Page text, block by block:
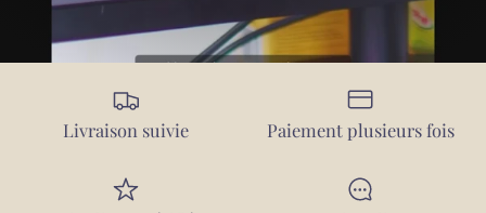
Livraison suivie Paiement plusieurs fois